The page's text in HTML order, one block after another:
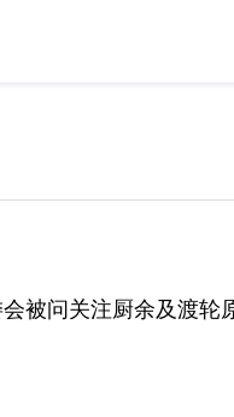
被问关注厨余及渡轮